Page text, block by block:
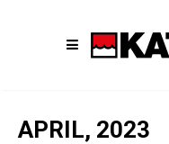
APRIL, 2023